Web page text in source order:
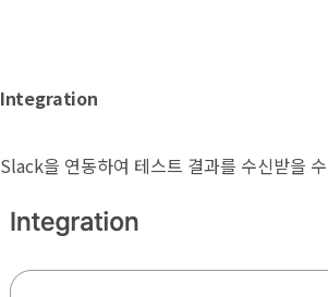
Integration
Slack을 연동하여 테스트 결과를 수신받을